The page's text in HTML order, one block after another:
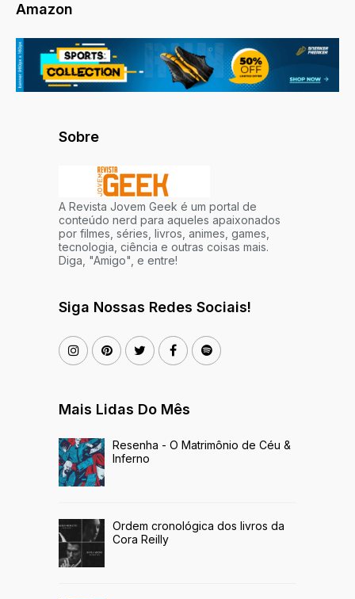
Amazon
Sobre
A Revista Jovem Geek é um portal de
conteúdo nerd para aqueles apaixonados
por filmes, séries, livros, animes, games,
tecnologia, ciência e outras coisas mais.
Diga, "Amigo", e entre!
Siga Nossas Redes Sociais!
Mais Lidas Do Mês
Resenha - O Matrimônio de Céu &
Inferno
Ordem cronológica dos livros da
Cora Reilly